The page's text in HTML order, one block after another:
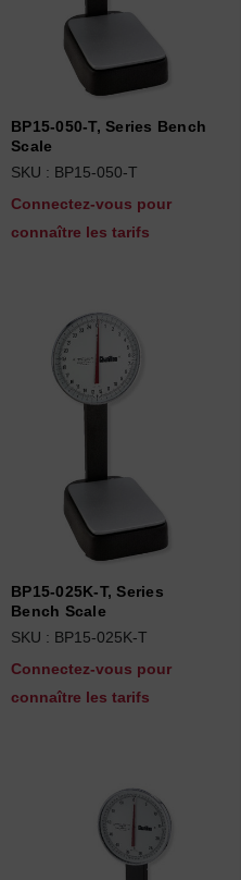
BP15-050-T, Series Bench
Scale
SKU : BP15-050-T
Connectez-vous pour
connaître les tarifs
BP15-025K-T, Series
Bench Scale
SKU : BP15-025K-T
Connectez-vous pour
connaître les tarifs